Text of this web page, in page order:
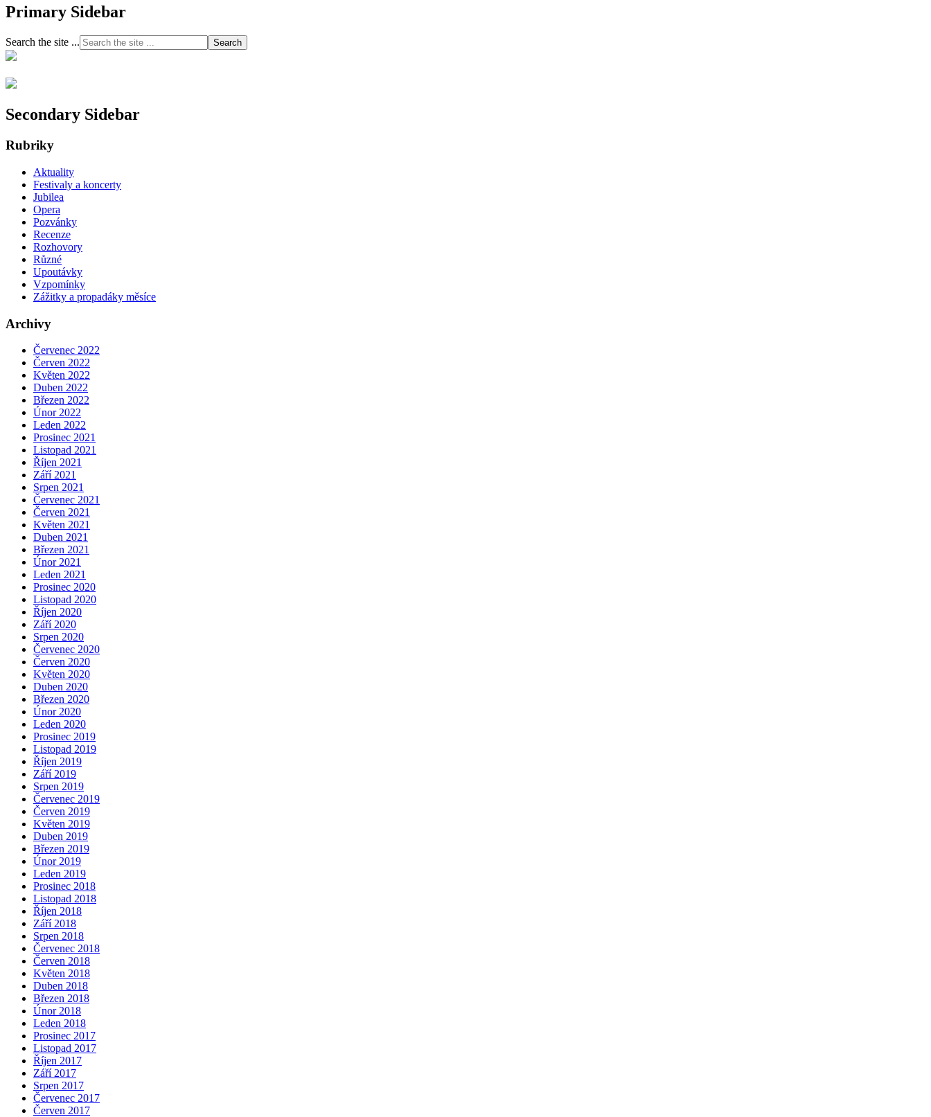
Primary Sidebar
Search the site ...
Secondary Sidebar
Rubriky
Aktuality
Festivaly a koncerty
Jubilea
Opera
Pozvánky
Recenze
Rozhovory
Různé
Upoutávky
Vzpomínky
Zážitky a propadáky měsíce
Archivy
Červenec 2022
Červen 2022
Květen 2022
Duben 2022
Březen 2022
Únor 2022
Leden 2022
Prosinec 2021
Listopad 2021
Říjen 2021
Září 2021
Srpen 2021
Červenec 2021
Červen 2021
Květen 2021
Duben 2021
Březen 2021
Únor 2021
Leden 2021
Prosinec 2020
Listopad 2020
Říjen 2020
Září 2020
Srpen 2020
Červenec 2020
Červen 2020
Květen 2020
Duben 2020
Březen 2020
Únor 2020
Leden 2020
Prosinec 2019
Listopad 2019
Říjen 2019
Září 2019
Srpen 2019
Červenec 2019
Červen 2019
Květen 2019
Duben 2019
Březen 2019
Únor 2019
Leden 2019
Prosinec 2018
Listopad 2018
Říjen 2018
Září 2018
Srpen 2018
Červenec 2018
Červen 2018
Květen 2018
Duben 2018
Březen 2018
Únor 2018
Leden 2018
Prosinec 2017
Listopad 2017
Říjen 2017
Září 2017
Srpen 2017
Červenec 2017
Červen 2017